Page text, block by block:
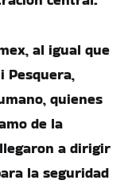
al igual que
Pesquera,
quienes
de la
a dirigir
la seguridad